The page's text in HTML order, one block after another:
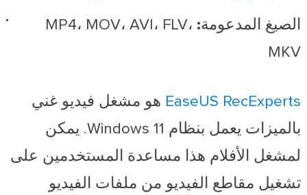
الصيغ المدعومة: MP4، MOV، AVI، FLV،
MKV
EaseUS RecExperts هو مشغل فيديو غني
بالميزات يعمل بنظام Windows 11.
يمكن
لمشغل الأفلام هذا مساعدة المستخدمين على
تشغيل مقاطع الفيديو من ملفات الفيديو